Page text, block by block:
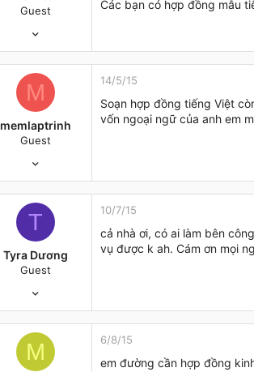
Guest
0
Hanoi
Các bạn có hợp đồng mẫu
M
memlaptrinh
Guest
0
Hải Dương
14/5/15
Soạn hợp đồng tiếng Việt
vốn ngoại ngữ của anh em
T
Tyra Dương
Guest
0
10/7/15
cả nhà ơi, có ai làm bên
vụ được k ah. Cám ơn mọi
M 6/8/15
em đường cần hợp đồng